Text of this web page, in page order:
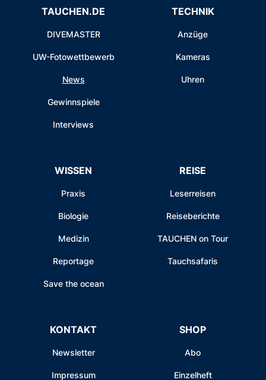
TAUCHEN.DE
DIVEMASTER
UW-Fotowettbewerb
News
Gewinnspiele
Interviews
TECHNIK
Anzüge
Kameras
Uhren
WISSEN
Praxis
Biologie
Medizin
Reportage
Save the ocean
REISE
Leserreisen
Reiseberichte
TAUCHEN on Tour
Tauchsafaris
KONTAKT
Newsletter
Impressum
SHOP
Abo
Einzelheft